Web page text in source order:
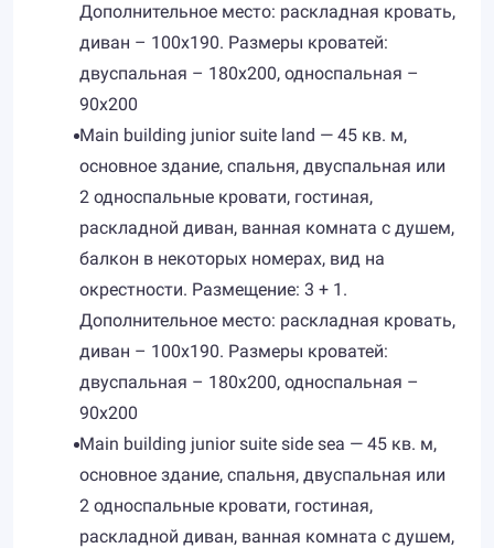
Дополнительное место: раскладная кровать,
диван – 100х190. Размеры кроватей:
двуспальная – 180х200, односпальная –
90х200
Main building junior suite land — 45 кв. м,
основное здание, спальня, двуспальная или
2 односпальные кровати, гостиная,
раскладной диван, ванная комната с душем,
балкон в некоторых номерах, вид на
окрестности. Размещение: 3 + 1.
Дополнительное место: раскладная кровать,
диван – 100х190. Размеры кроватей:
двуспальная – 180х200, односпальная –
90х200
Main building junior suite side sea — 45 кв. м,
основное здание, спальня, двуспальная или
2 односпальные кровати, гостиная,
раскладной диван, ванная комната с душем,